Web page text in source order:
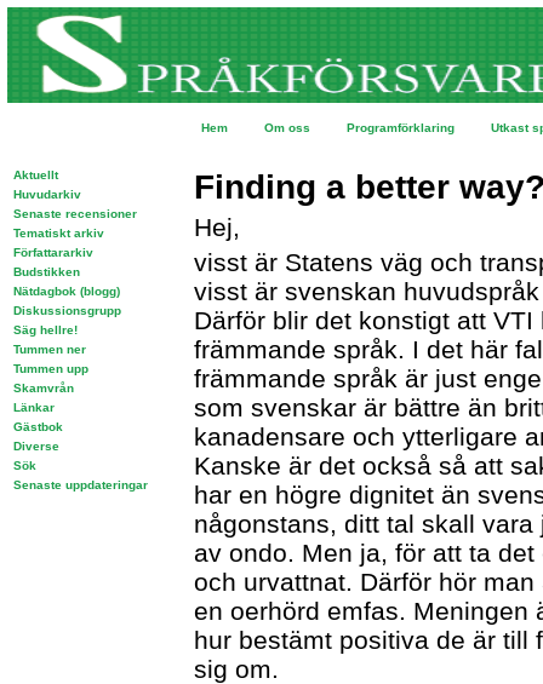
Hem Om oss Programförklaring Utkast
Aktuellt
Huvudarkiv
Senaste recensioner
Tematiskt arkiv
Författararkiv
Budstikken
Nätdagbok (blogg)
Diskussionsgrupp
Säg hellre!
Tummen ner
Tummen upp
Skamvrån
Länkar
Gästbok
Diverse
Sök
Senaste uppdateringar
Finding a better
Hej,
visst är Statens väg och
visst är svenskan
Därför blir det konstigt att
främmande språk. I det här
främmande språk är just
som svenskar är bättre än
kanadensare och ytterligare
Kanske är det också så att
har en högre dignitet än
någonstans, ditt tal skall
av ondo. Men ja, för att ta
och urvattnat. Därför hör
en oerhörd emfas. Meningen
hur bestämt positiva de är till
sig om.